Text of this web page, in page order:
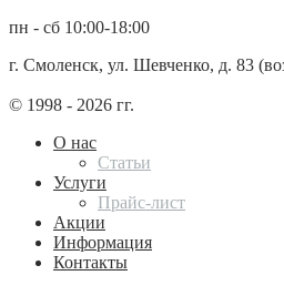
пн - сб 10:00-18:00
г. Смоленск, ул. Шевченко, д. 83
© 1998 - 2026 гг.
О нас
Статьи
Услуги
Прайс-лист
Акции
Информация
Контакты